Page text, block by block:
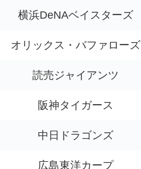
横浜DeNAベイスターズ
オリックス・バファローズ
読売ジャイアンツ
阪神タイガース
中日ドラゴンズ
広島東洋カープ